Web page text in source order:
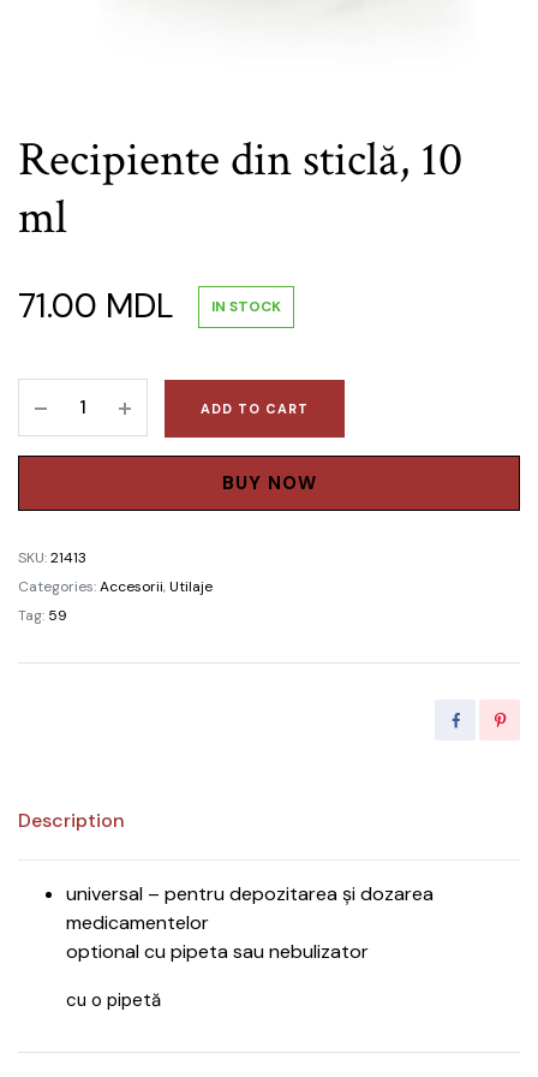
Recipiente din sticlă, 10
ml
71.00 MDL IN STOCK
sticlă,
ml
ADD TO CART
BUY NOW
SKU:21413
Categories:Accesorii,Utilaje
Tag: 59
Description
universal – pentru depozitarea și dozarea
medicamentelor
optional cu pipeta sau nebulizator
cu o pipetă